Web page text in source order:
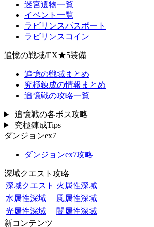
迷宮遺物一覧
イベント一覧
ラビリンスパスポート
ラビリンスコイン
追憶の戦域/EX★5装備
追憶の戦域まとめ
究極錬成の情報まとめ
追憶戦の攻略一覧
追憶戦の各ボス攻略
究極錬成Tips
ダンジョンex7
ダンジョンex7攻略
深域クエスト攻略
深域クエスト 火属性深域
水属性深域
風属性深域
光属性深域
闇属性深域
新コンテンツ